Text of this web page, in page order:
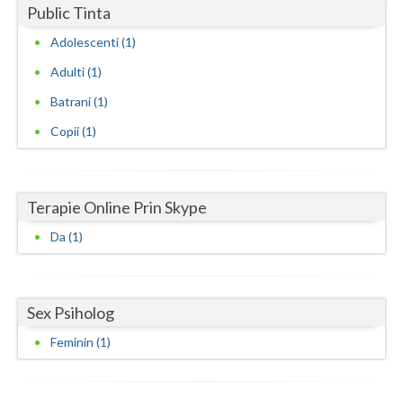
Mures
Prahova
Satu-Mare
Sibiu
Teleorman
Timis
Public Tinta
Adolescenti (1)
Adulti (1)
Batrani (1)
Copii (1)
Terapie Online Prin Skype
Da (1)
Sex Psiholog
Feminin (1)